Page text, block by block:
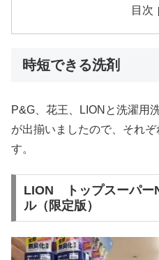
目次
時短できる洗剤
P&G、花王、LIONと洗濯用
が出揃いましたので、それ
す。
LION トップスーパー
ル（限定版）